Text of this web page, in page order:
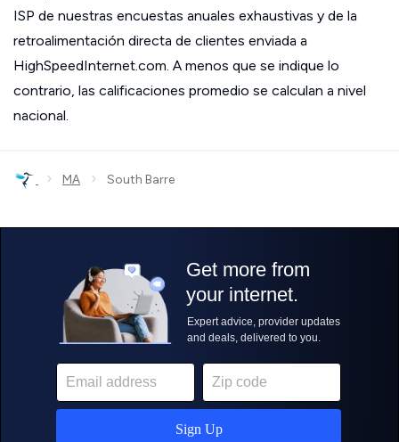
ISP de nuestras encuestas anuales exhaustivas y de la
retroalimentación directa de clientes enviada a
HighSpeedInternet.com. A menos que se indique lo
contrario, las calificaciones promedio se calculan a nivel
nacional.
› MA › South Barre